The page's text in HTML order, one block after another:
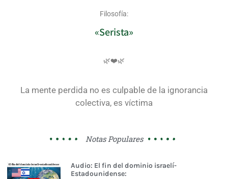
Filosofía:
«Serista»
🌿❤️🌿
La mente perdida no es culpable de la ignorancia
colectiva, es víctima
Notas Populares
Audio: El fin del dominio israelí-
Estadounidense: